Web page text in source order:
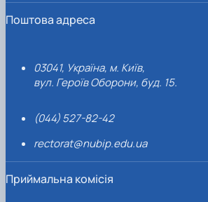
Поштова адреса
03041, Україна, м. Київ,
вул. Героїв Оборони, буд. 15.
(044) 527-82-42
rectorat@nubip.edu.ua
Приймальна комісія